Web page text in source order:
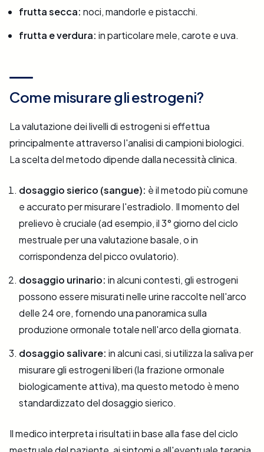
frutta secca: noci, mandorle e pistacchi.
frutta e verdura: in particolare mele, carote e uva.
Come misurare gli estrogeni?
La valutazione dei livelli di estrogeni si effettua
principalmente attraverso l'analisi di campioni biologici.
La scelta del metodo dipende dalla necessità clinica.
dosaggio sierico (sangue): è il metodo più comune
e accurato per misurare l'estradiolo. Il momento del
prelievo è cruciale (ad esempio, il 3° giorno del ciclo
mestruale per una valutazione basale, o in
corrispondenza del picco ovulatorio).
dosaggio urinario: in alcuni contesti, gli estrogeni
possono essere misurati nelle urine raccolte nell'arco
delle 24 ore, fornendo una panoramica sulla
produzione ormonale totale nell'arco della giornata.
dosaggio salivare: in alcuni casi, si utilizza la saliva per
misurare gli estrogeni liberi (la frazione ormonale
biologicamente attiva), ma questo metodo è meno
standardizzato del dosaggio sierico.
Il medico interpreta i risultati in base alla fase del ciclo